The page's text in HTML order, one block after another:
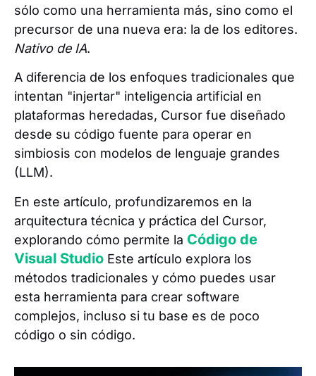
sólo como una herramienta más, sino como el
precursor de una nueva era: la de los editores.
Nativo de IA.
A diferencia de los enfoques tradicionales que
intentan "injertar" inteligencia artificial en
plataformas heredadas, Cursor fue diseñado
desde su código fuente para operar en
simbiosis con modelos de lenguaje grandes
(LLM).
En este artículo, profundizaremos en la
arquitectura técnica y práctica del Cursor,
explorando cómo permite la Código de
Visual Studio Este artículo explora los
métodos tradicionales y cómo puedes usar
esta herramienta para crear software
complejos, incluso si tu base es de poco
código o sin código.